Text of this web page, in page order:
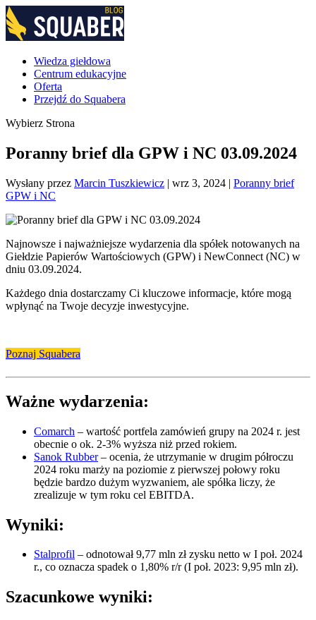
Wiedza giełdowa
Centrum edukacyjne
Oferta
Przejdź do Squabera
Wybierz Strona
Poranny brief dla GPW i NC 03.09.2024
Wysłany przez Marcin Tuszkiewicz | wrz 3, 2024 | Poranny brief
GPW i NC
Najnowsze i najważniejsze wydarzenia dla spółek notowanych na
Giełdzie Papierów Wartościowych (GPW) i NewConnect (NC) w
dniu 03.09.2024.
Każdego dnia dostarczamy Ci kluczowe informacje, które mogą
wpłynąć na Twoje decyzje inwestycyjne.
Poznaj Squabera
Ważne wydarzenia:
Comarch – wartość portfela zamówień grupy na 2024 r. jest
obecnie o ok. 2-3% wyższa niż przed rokiem.
Sanok Rubber– ocenia, że utrzymanie w drugim półroczu
2024 roku marży na poziomie z pierwszej połowy roku
będzie bardzo dużym wyzwaniem, ale spółka liczy, że
zrealizuje w tym roku cel EBITDA.
Wyniki:
Stalprofil – odnotował 9,77 mln zł zysku netto w I poł. 2024
r., co oznacza spadek o 1,80% r/r (I poł. 2023: 9,95 mln zł).
Szacunkowe wyniki: